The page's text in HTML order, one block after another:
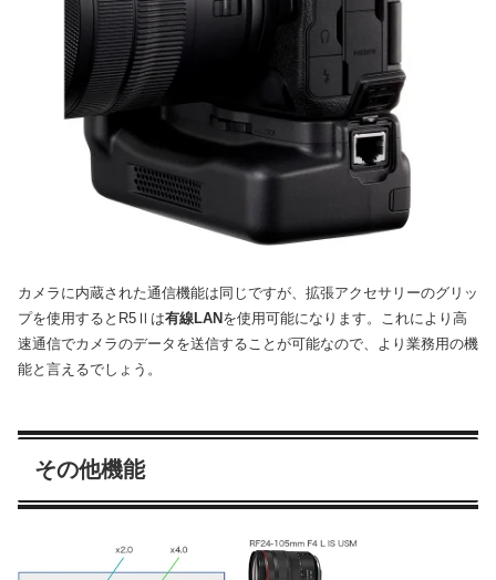
カメラに内蔵された通信機能は同じですが、拡張アクセサリーのグリッ
プを使用するとR5Ⅱは有線LAN を使用可能になります。これにより高
速通信でカメラのデータを送信することが可能なので、より業務用の機
能と言えるでしょう。
その他機能